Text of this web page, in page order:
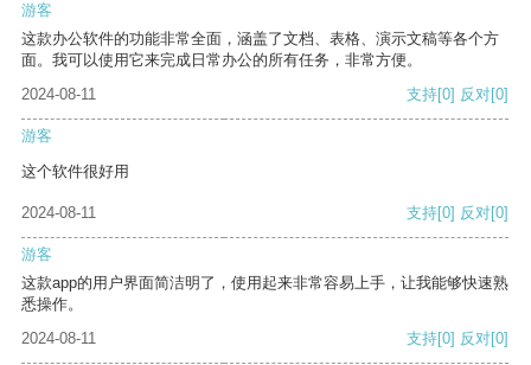
游客
这款办公软件的功能非常全面，涵盖了文档、表格、演示文稿等各个方
面。我可以使用它来完成日常办公的所有任务，非常方便。
2024-08-11
支持[0] 反对[0]
游客
这个软件很好用
2024-08-11 支持[0] 反对[0]
游客
这款app的用户界面简洁明了，使用起来非常容易上手，让我能够快速熟
悉操作。
2024-08-11
支持[0] 反对[0]